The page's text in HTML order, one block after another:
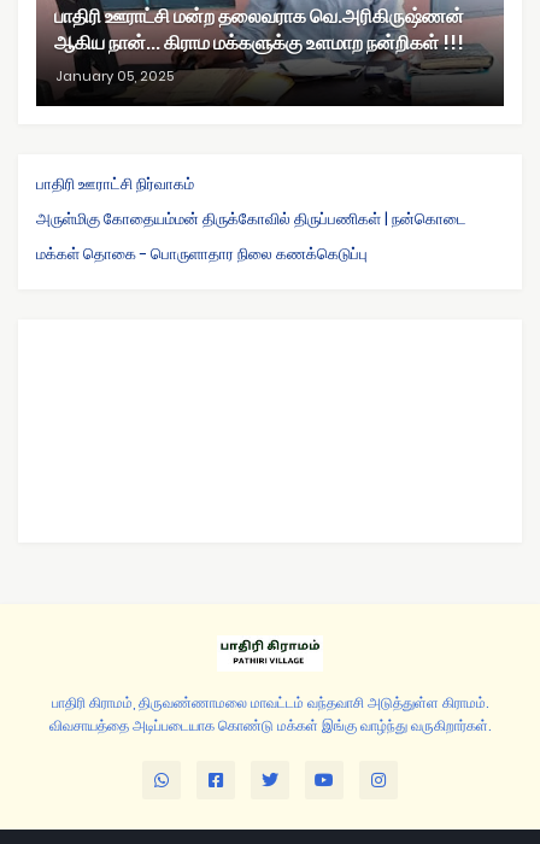
பாதிரி ஊராட்சி மன்ற தலைவராக வெ.அரிகிருஷ்ணன்
ஆகிய நான்... கிராம மக்களுக்கு உளமாற நன்றிகள் !!!
January 05, 2025
பாதிரி ஊராட்சி நிர்வாகம்
அருள்மிகு கோதையம்மன் திருக்கோவில் திருப்பணிகள் | நன்கொடை
மக்கள் தொகை - பொருளாதார நிலை கணக்கெடுப்பு
பாதிரி கிராமம், திருவண்ணாமலை மாவட்டம் வந்தவாசி அடுத்துள்ள கிராமம்.
விவசாயத்தை அடிப்படையாக கொண்டு மக்கள் இங்கு வாழ்ந்து வருகிறார்கள்.